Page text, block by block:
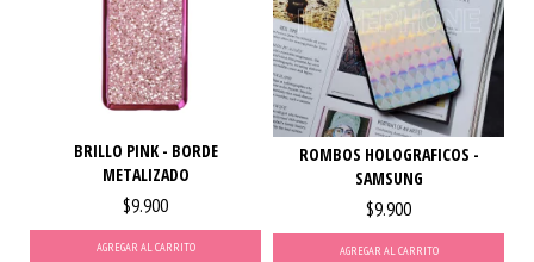
BRILLO PINK - BORDE
METALIZADO
$9.900
AGREGAR AL CARRITO
ROMBOS HOLOGRAFICOS -
SAMSUNG
$9.900
AGREGAR AL CARRITO